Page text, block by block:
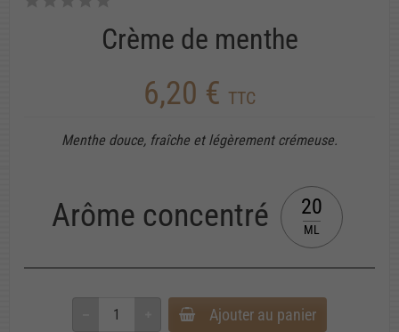
Crème de menthe
6,20 € TTC
Menthe douce, fraîche et légèrement crémeuse.
Arôme concentré 20
ML
Ajouter au panier